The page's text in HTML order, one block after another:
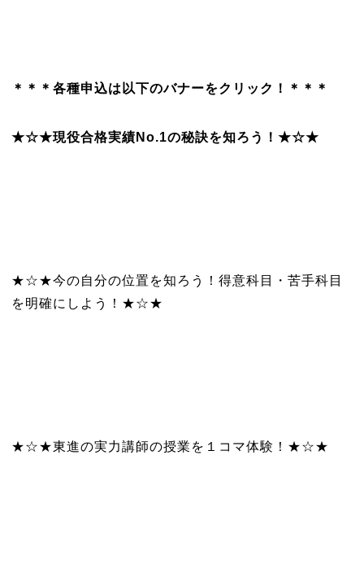
＊＊＊各種申込は以下のバナーをクリック！＊＊＊
★☆★現役合格実績No.1の秘訣を知ろう！★☆★
★☆★今の自分の位置を知ろう！得意科目・苦手科目
を明確にしよう！★☆★
★☆★東進の実力講師の授業を１コマ体験！★☆★